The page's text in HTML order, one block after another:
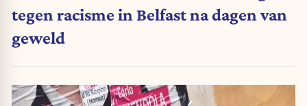
tegen racisme in Belfast na dagen van
geweld